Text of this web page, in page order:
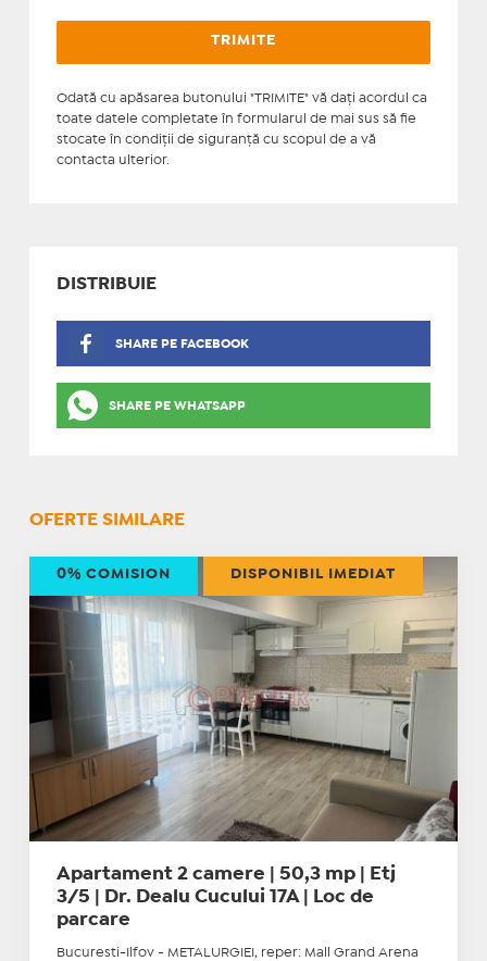
Odată cu apăsarea butonului "TRIMITE" vă daţi acordul ca
toate datele completate în formularul de mai sus să fie
stocate în condiţii de siguranţă cu scopul de a vă
contacta ulterior.
DISTRIBUIE
SHARE PE FACEBOOK
SHARE PE WHATSAPP
OFERTE SIMILARE
Apartament 2 camere | 50,3 mp | Etj
3/5 | Dr. Dealu Cucului 17A | Loc de
parcare
Bucuresti-Ilfov - METALURGIEI, reper: Mall Grand Arena
0% COMISION DISPONIBIL IMEDIAT